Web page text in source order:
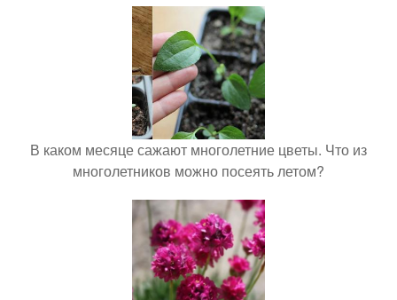
В каком месяце сажают многолетние цветы. Что из
многолетников можно посеять летом?